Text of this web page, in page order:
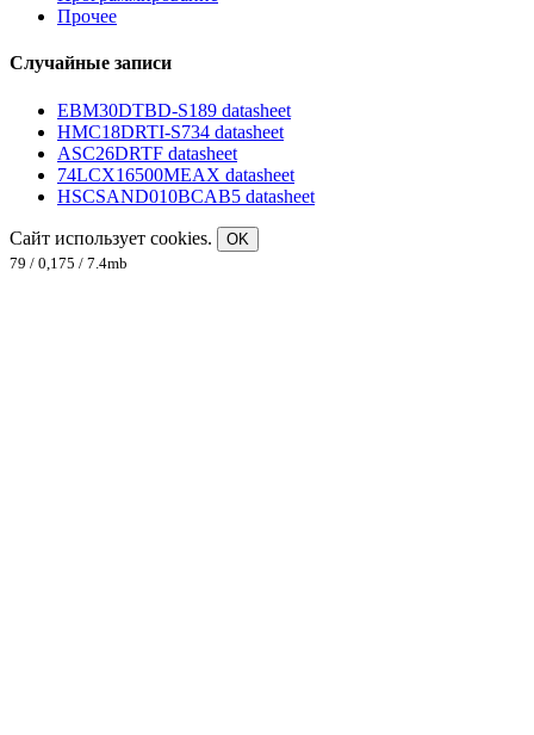
Прочее
Случайные записи
EBM30DTBD-S189 datasheet
HMC18DRTI-S734 datasheet
ASC26DRTF datasheet
74LCX16500MEAX datasheet
HSCSAND010BCAB5 datasheet
Сайт использует cookies.
OK
79 / 0,175 / 7.4mb